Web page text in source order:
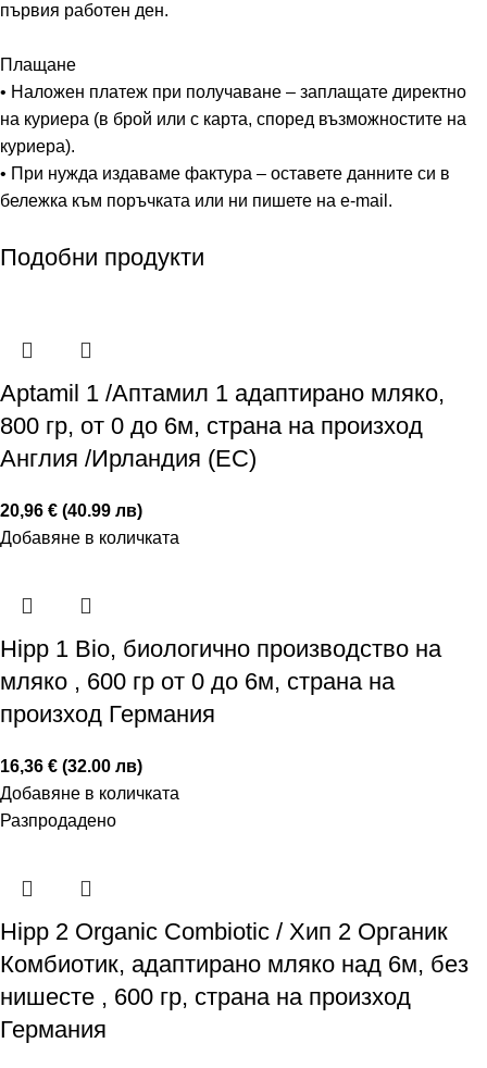
първия работен ден.
Плащане
• Наложен платеж при получаване – заплащате директно
на куриера (в брой или с карта, според възможностите на
куриера).
• При нужда издаваме фактура – оставете данните си в
бележка към поръчката или ни пишете на e-mail.
Подобни продукти
Aptamil 1 /Аптамил 1 адаптирано мляко,
800 гр, от 0 до 6м, страна на произход
Англия /Ирландия (ЕС)
20,96 € (40.99 лв)
Добавяне в количката
Hipp 1 Bio, биологично производство на
мляко , 600 гр от 0 до 6м, страна на
произход Германия
16,36 € (32.00 лв)
Добавяне в количката
Разпродадено
Hipp 2 Organic Combiotic / Хип 2 Органик
Комбиотик, адаптирано мляко над 6м, без
нишесте , 600 гр, страна на произход
Германия